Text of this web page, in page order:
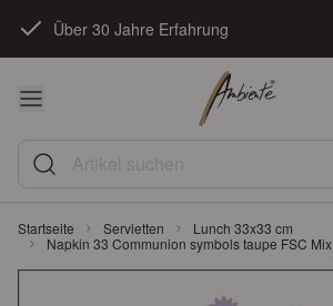
Über 30 Jahre Erfahrung
Artikel suchen
Startseite Servietten
Lunch 33x33 cm
Napkin 33 Communion symbols taupe FSC Mix